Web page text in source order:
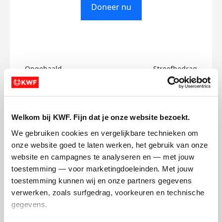
Welkom bij KWF. Fijn dat je onze website bezoekt.
We gebruiken cookies en vergelijkbare technieken om
onze website goed te laten werken, het gebruik van onze
website en campagnes te analyseren en — met jouw
toestemming — voor marketingdoeleinden. Met jouw
toestemming kunnen wij en onze partners gegevens
verwerken, zoals surfgedrag, voorkeuren en technische
gegevens.
Doneer nu
Opgehaald
€0
Streefbedrag
€750
Sammy's badges